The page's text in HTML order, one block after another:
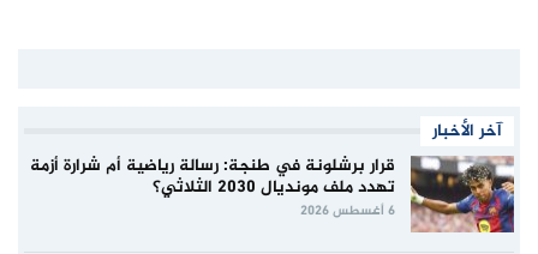
آخر الأخبار
قرار برشلونة في طنجة: رسالة رياضية أم شرارة أزمة
تهدد ملف مونديال 2030 الثلاثي؟
6 أغسطس 2026